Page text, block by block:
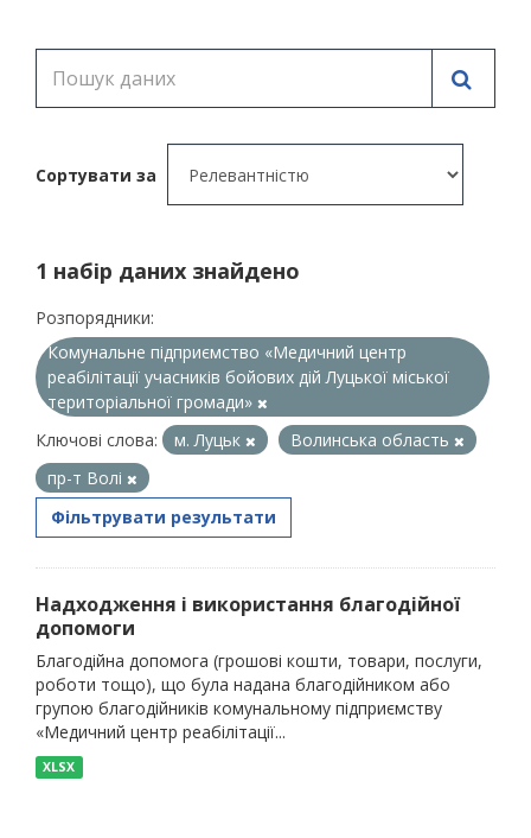
Сортувати за
1 набір даних знайдено
Розпорядники:
Комунальне підприємство «Медичний центр
реабілітації учасників бойових дій Луцької міської
територіальної громади»
Ключові слова:
м. Луцьк
Волинська область
пр-т Волі
Фільтрувати результати
Надходження і використання благодійної
допомоги
Благодійна допомога (грошові кошти, товари, послуги,
роботи тощо), що була надана благодійником або
групою благодійників комунальному підприємству
«Медичний центр реабілітації...
XLSX